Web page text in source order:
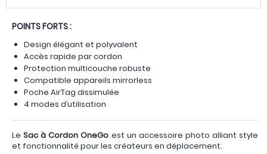
POINTS FORTS :
Design élégant et polyvalent
Accès rapide par cordon
Protection multicouche robuste
Compatible appareils mirrorless
Poche AirTag dissimulée
4 modes d’utilisation
LeSac à Cordon OneGo est un accessoire photo alliant style
et fonctionnalité pour les créateurs en déplacement.